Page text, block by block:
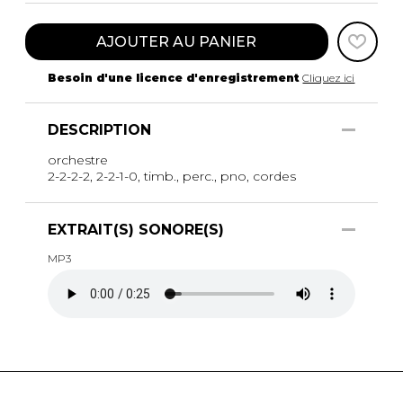
AJOUTER AU PANIER
Besoin d'une licence d'enregistrement Cliquez ici
DESCRIPTION
orchestre
2-2-2-2, 2-2-1-0, timb., perc., pno, cordes
EXTRAIT(S) SONORE(S)
MP3